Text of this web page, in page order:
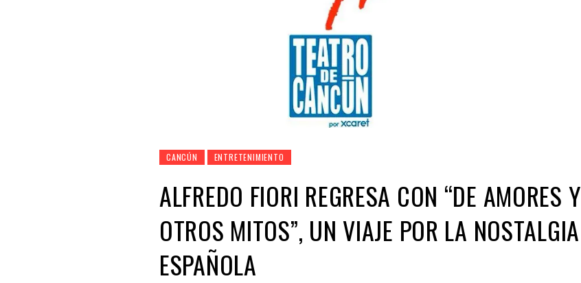
CANCÚN ENTRETENIMIENTO
ALFREDO FIORI REGRESA CON “DE AMORES Y
OTROS MITOS”, UN VIAJE POR LA NOSTALGIA
ESPAÑOLA